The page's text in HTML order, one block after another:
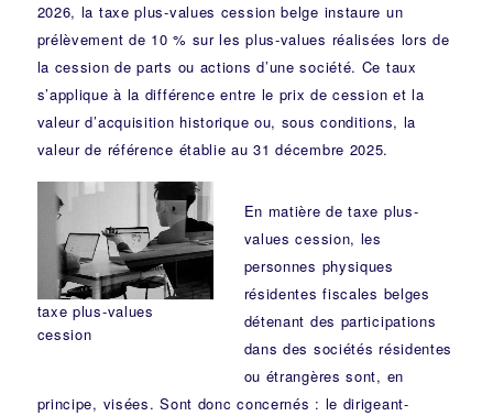
2026, la taxe plus-values cession belge instaure un
prélèvement de 10 % sur les plus-values réalisées lors de
la cession de parts ou actions d’une société. Ce taux
s’applique à la différence entre le prix de cession et la
valeur d’acquisition historique ou, sous conditions, la
valeur de référence établie au 31 décembre 2025.
taxe plus-values
cession
En matière de taxe plus-
values cession, les
personnes physiques
résidentes fiscales belges
détenant des participations
dans des sociétés résidentes
ou étrangères sont, en
principe, visées. Sont donc concernés : le dirigeant-